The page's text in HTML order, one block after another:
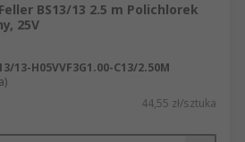
BS13/13 2.5 m Polichlorek
25V
13-H05VVF3G1.00-C13/2.50M
44,55 zł/sztuka